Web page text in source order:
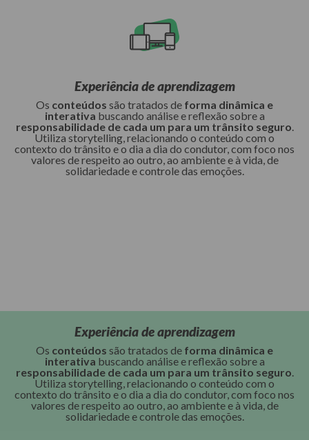
Experiência de aprendizagem
Os conteúdos são tratados de forma dinâmica e
interativa buscando análise e reflexão sobre a
responsabilidade de cada um para um trânsito seguro
Utiliza storytelling, relacionando o conteúdo com o
contexto do trânsito e o dia a dia do condutor, com foco nos
valores de respeito ao outro, ao ambiente e à vida, de
solidariedade e controle das emoções.
Experiência de aprendizagem
Os conteúdos são tratados de forma dinâmica e
interativa buscando análise e reflexão sobre a
responsabilidade de cada um para um trânsito seguro
Utiliza storytelling, relacionando o conteúdo com o
contexto do trânsito e o dia a dia do condutor, com foco nos
valores de respeito ao outro, ao ambiente e à vida, de
solidariedade e controle das emoções.